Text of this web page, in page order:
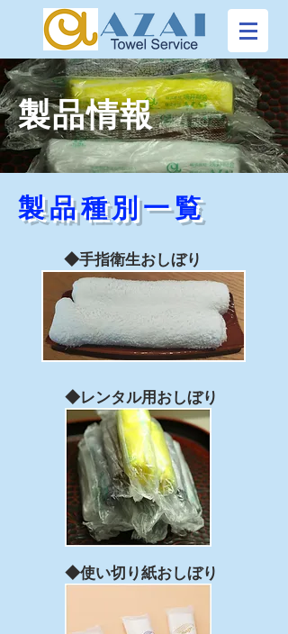
製品情報
製品種別一覧
◆手指衛生おしぼり
◆レンタル用おしぼり
◆使い切り紙おしぼり